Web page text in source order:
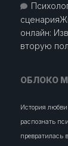
онлайн:
вторую
ОБЛОКО
История любви
распознать
превратилась